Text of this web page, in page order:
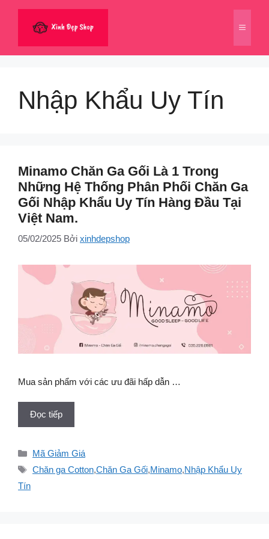
dung
Menu
Nhập Khẩu Uy Tín
Minamo Chăn Ga Gối Là 1 Trong
Những Hệ Thống Phân Phối Chăn Ga
Gối Nhập Khẩu Uy Tín Hàng Đầu Tại
Việt Nam.
05/02/2025 Bởi xinhdepshop
Mua sản phẩm với các ưu đãi hấp dẫn …
Đọc tiếp
Danh
mục
Mã Giảm Giá
Thẻ
Chăn ga Cotton,Chăn Ga Gối,Minamo,Nhập Khẩu Uy
Tín